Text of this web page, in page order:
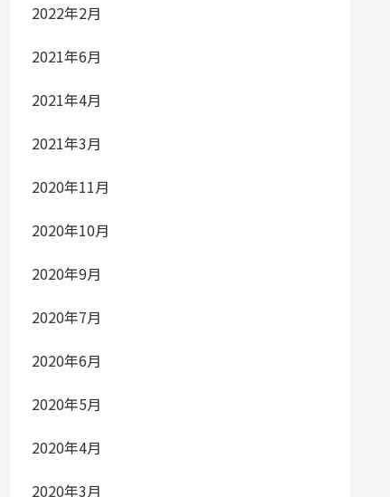
2022年2月
2021年6月
2021年4月
2021年3月
2020年11月
2020年10月
2020年9月
2020年7月
2020年6月
2020年5月
2020年4月
2020年3月